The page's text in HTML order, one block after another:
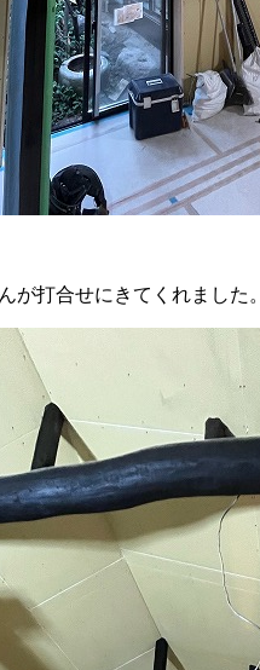
が打合せにきてくれました。